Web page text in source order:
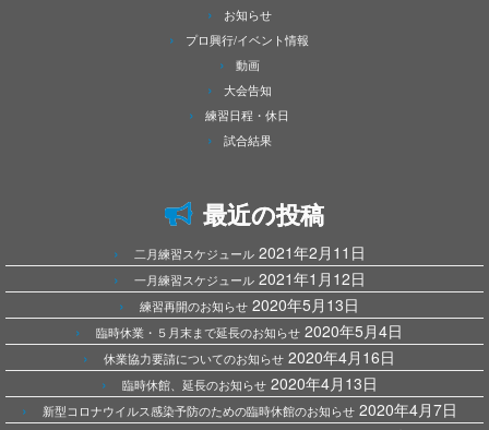
お知らせ
プロ興行/イベント情報
動画
大会告知
練習日程・休日
試合結果
最近の投稿
二月練習スケジュール 2021年2月11日
一月練習スケジュール 2021年1月12日
練習再開のお知らせ 2020年5月13日
臨時休業・５月末まで延長のお知らせ 2020年5月4日
休業協力要請についてのお知らせ 2020年4月16日
臨時休館、延長のお知らせ 2020年4月13日
新型コロナウイルス感染予防のための臨時休館のお知らせ 2020年4月7日